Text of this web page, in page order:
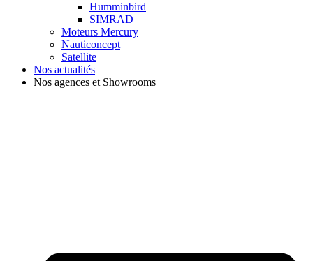
Humminbird
SIMRAD
Moteurs Mercury
Nauticoncept
Satellite
Nos actualités
Nos agences et Showrooms